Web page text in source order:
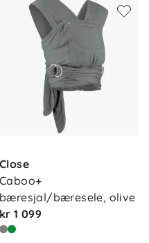
Close
Caboo+
bæresjal/bæresele, olive
kr 1 099